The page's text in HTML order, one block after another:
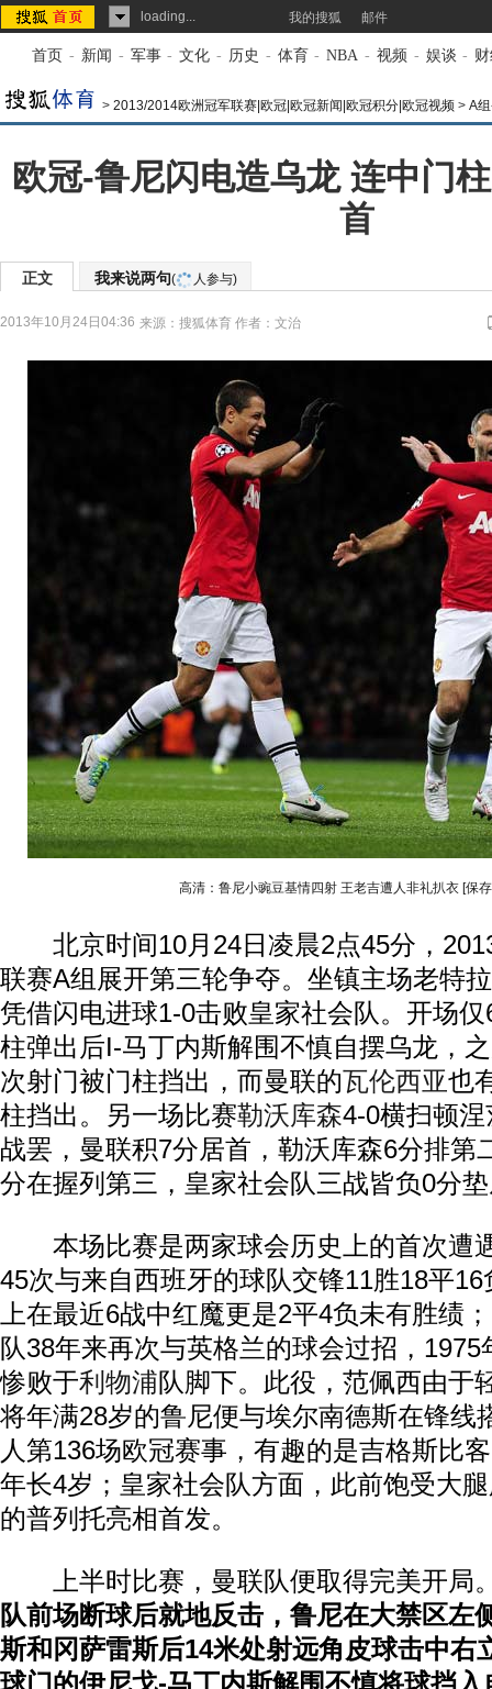
loading... 我的搜狐 邮件
首页 - 新闻 - 军事 - 文化 - 历史 - 体育 - NBA - 视频 - 娱谈 -
> 2013/2014欧洲冠军联赛|欧冠|欧冠新闻|欧冠积分|欧冠视频 > A
欧冠-鲁尼闪电造乌龙 连中门
首
正文 我来说两句( 人参与)
2013年10月24日04:36 来源： 搜狐体育 作者：文治
高清：鲁尼小豌豆基情四射 王老吉遭人非礼扒衣 [保
北京时间10月24日凌晨2点45分，
联赛A组展开第三轮争夺。坐镇主场老特
凭借闪电进球1-0击败皇家社会队。开场
柱弹出后I-马丁内斯解围不慎自摆乌龙，
次射门被门柱挡出，而曼联的瓦伦西亚也
柱挡出。另一场比赛勒沃库森4-0横扫顿
战罢，曼联积7分居首，勒沃库森6分排第
分在握列第三，皇家社会队三战皆负0分
本场比赛是两家球会历史上的首次遭
45次与来自西班牙的球队交锋11胜18平
上在最近6战中红魔更是2平4负未有胜绩
队38年来再次与英格兰的球会过招，
惨败于利物浦队脚下。此役，范佩西由于
将年满28岁的鲁尼便与埃尔南德斯在锋线
人第136场欧冠赛事，有趣的是吉格斯比
年长4岁；皇家社会队方面，此前饱受大
的普列托亮相首发。
上半时比赛，曼联队便取得完美开局
队前场断球后就地反击，鲁尼在大禁区左
斯和冈萨雷斯后14米处射远角皮球击中右